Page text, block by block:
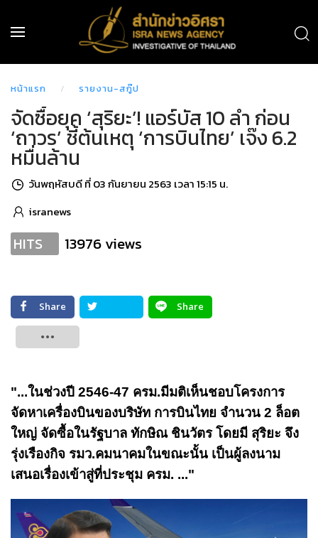
หน้าแรก รายงาน-สกู๊ป
จัดซื้อยุค ‘สุริยะ’! แอร์บัส 10 ลำ ก่อน
‘ถาวร’ ชี้ต้นเหตุ ‘การบินไทย’ เจ๊ง 6.2
หมื่นล้าน
วันพฤหัสบดี ที่ 03 กันยายน 2563 เวลา 15:15 น.
isranews
HITS 13976 views
Share
Share
"...ในช่วงปี 2546-47 ครม.มีมติเห็นชอบโครงการ
จัดหาเครื่องบินของบริษัท การบินไทย จำนวน 2 ล็อต
ใหญ่ จัดซื้อในรัฐบาล ทักษิณ ชินวัตร โดยมี สุริยะ จึง
รุ่งเรืองกิจ รมว.คมนาคมในขณะนั้น เป็นผู้ลงนาม
เสนอเรื่องเข้าสู่ที่ประชุม ครม. ..."